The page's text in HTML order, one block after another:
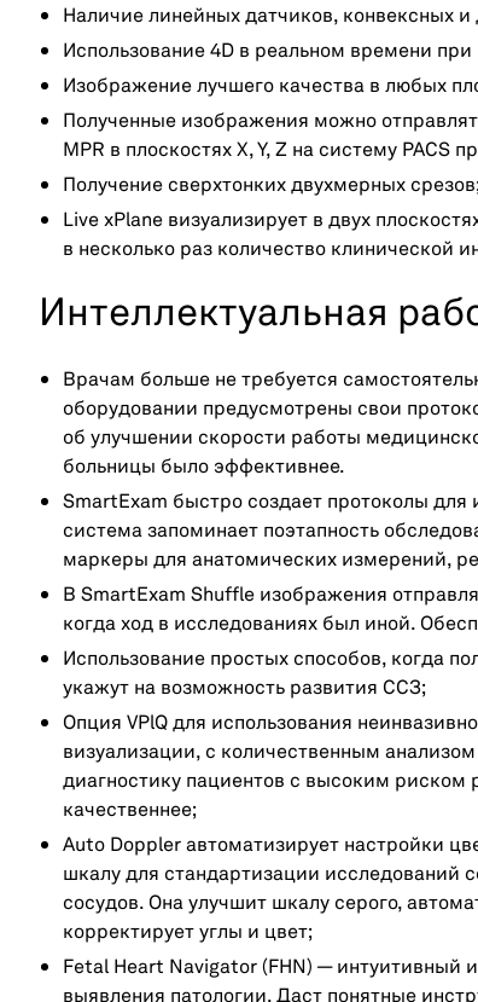
Наличие линейных датчиков, конвексных и
Использование 4D в реальном времени
Изображение лучшего качества в любых
Полученные изображения можно
MPR в плоскостях X, Y, Z на систему PACS
Получение сверхтонких двухмерных
Live xPlane визуализирует в двух
в несколько раз количество клинической
Интеллектуальная
Врачам больше не требуется
оборудовании предусмотрены свои
об улучшении скорости работы
больницы было эффективнее.
SmartExam быстро создает протоколы
система запоминает поэтапность
маркеры для анатомических измерений,
В SmartExam Shuffle изображения
когда ход в исследованиях был иной.
Использование простых способов, когда
укажут на возможность развития ССЗ;
Опция VPlQ для использования
визуализации, с количественным
диагностику пациентов с высоким риском
качественнее;
Auto Doppler автоматизирует настройки
шкалу для стандартизации исследований
сосудов. Она улучшит шкалу серого,
корректирует углы и цвет;
Fetal Heart Navigator (FHN) — интуитивный
выявления патологии. Даст понятные